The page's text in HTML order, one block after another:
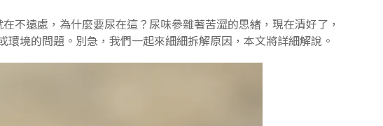
遠處，為什麼要尿在這？尿味參雜著苦澀的思緒，現在清好了，
境的問題。別急，我們一起來細細拆解原因，本文將詳細解說。